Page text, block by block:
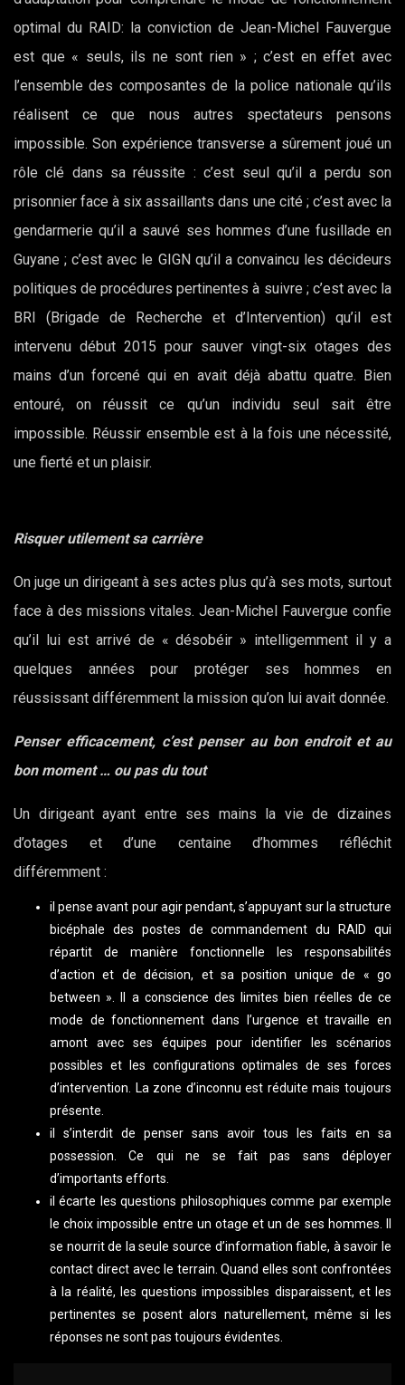
optimal du RAID: la conviction de Jean-Michel Fauvergue
est que « seuls, ils ne sont rien » ; c’est en effet avec
l’ensemble des composantes de la police nationale qu’ils
réalisent ce que nous autres spectateurs pensons
impossible. Son expérience transverse a sûrement joué un
rôle clé dans sa réussite : c’est seul qu’il a perdu son
prisonnier face à six assaillants dans une cité ; c’est avec la
gendarmerie qu’il a sauvé ses hommes d’une fusillade en
Guyane ; c’est avec le GIGN qu’il a convaincu les décideurs
politiques de procédures pertinentes à suivre ; c’est avec la
BRI (Brigade de Recherche et d’Intervention) qu’il est
intervenu début 2015 pour sauver vingt-six otages des
mains d’un forcené qui en avait déjà abattu quatre. Bien
entouré, on réussit ce qu’un individu seul sait être
impossible. Réussir ensemble est à la fois une nécessité,
une fierté et un plaisir.
Risquer utilement sa carrière
On juge un dirigeant à ses actes plus qu’à ses mots, surtout
face à des missions vitales. Jean-Michel Fauvergue confie
qu’il lui est arrivé de « désobéir » intelligemment il y a
quelques années pour protéger ses hommes en
réussissant différemment la mission qu’on lui avait donnée.
Penser efficacement, c’est penser au bon endroit et au
bon moment … ou pas du tout
Un dirigeant ayant entre ses mains la vie de dizaines
d’otages et d’une centaine d’hommes réfléchit
différemment :
il pense avant pour agir pendant, s’appuyant sur la structure
bicéphale des postes de commandement du RAID qui
répartit de manière fonctionnelle les responsabilités
d’action et de décision, et sa position unique de « go
between ». Il a conscience des limites bien réelles de ce
mode de fonctionnement dans l’urgence et travaille en
amont avec ses équipes pour identifier les scénarios
possibles et les configurations optimales de ses forces
d’intervention. La zone d’inconnu est réduite mais toujours
présente.
il s’interdit de penser sans avoir tous les faits en sa
possession. Ce qui ne se fait pas sans déployer
d’importants efforts.
il écarte les questions philosophiques comme par exemple
le choix impossible entre un otage et un de ses hommes. Il
se nourrit de la seule source d’information fiable, à savoir le
contact direct avec le terrain. Quand elles sont confrontées
à la réalité, les questions impossibles disparaissent, et les
pertinentes se posent alors naturellement, même si les
réponses ne sont pas toujours évidentes.